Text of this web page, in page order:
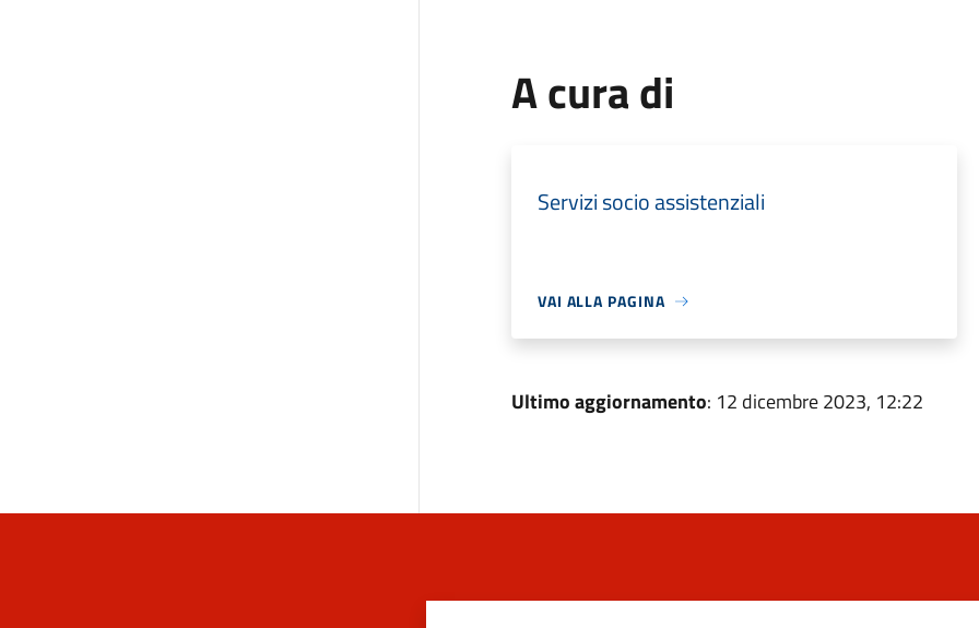
A cura di
Servizi socio assistenziali
VAI ALLA PAGINA
Ultimo aggiornamento: 12 dicembre 2023, 12:22